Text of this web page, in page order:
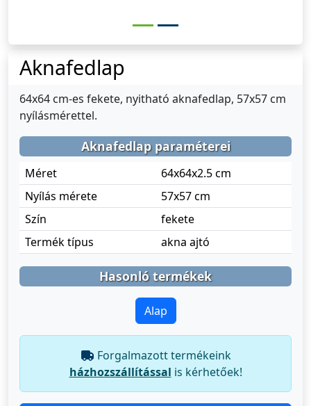
Aknafedlap
64x64 cm-es fekete, nyitható aknafedlap, 57x57 cm
nyílásmérettel.
Aknafedlap paraméterei
Méret
64x64x2.5 cm
Nyílás mérete
57x57 cm
Szín
fekete
Termék típus
akna ajtó
Hasonló termékek
Alap
Forgalmazott termékeink
házhozszállítással is kérhetőek!